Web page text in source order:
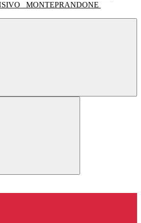
MONTEPRANDONE